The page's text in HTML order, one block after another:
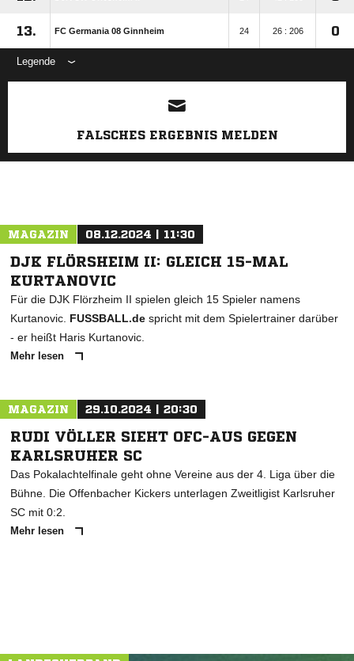
13. FC Germania 08 Ginnheim 24 26 : 206 0
Legende
ANZEIGE
FALSCHES ERGEBNIS MELDEN
MAGAZIN 08.12.2024 | 11:30
DJK FLÖRSHEIM II: GLEICH 15-MAL
KURTANOVIC
Für die DJK Flörzheim II spielen gleich 15 Spieler namens
Kurtanovic. FUSSBALL.de spricht mit dem Spielertrainer darüber
- er heißt Haris Kurtanovic.
Mehr lesen
MAGAZIN 29.10.2024 | 20:30
RUDI VÖLLER SIEHT OFC-AUS GEGEN
KARLSRUHER SC
Das Pokalachtelfinale geht ohne Vereine aus der 4. Liga über die
Bühne. Die Offenbacher Kickers unterlagen Zweitligist Karlsruher
SC mit 0:2.
Mehr lesen